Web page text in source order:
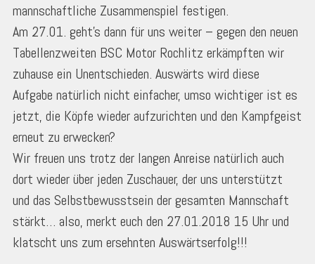
mannschaftliche Zusammenspiel festigen.
Am 27.01. geht’s dann für uns weiter – gegen den neuen
Tabellenzweiten BSC Motor Rochlitz erkämpften wir
zuhause ein Unentschieden. Auswärts wird diese
Aufgabe natürlich nicht einfacher, umso wichtiger ist es
jetzt, die Köpfe wieder aufzurichten und den Kampfgeist
erneut zu erwecken?
Wir freuen uns trotz der langen Anreise natürlich auch
dort wieder über jeden Zuschauer, der uns unterstützt
und das Selbstbewusstsein der gesamten Mannschaft
stärkt… also, merkt euch den 27.01.2018 15 Uhr und
klatscht uns zum ersehnten Auswärtserfolg!!!